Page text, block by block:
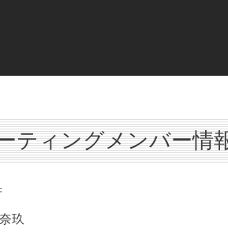
ティングメンバー情
玖